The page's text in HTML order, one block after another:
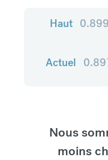
Haut 0.899
Actuel
Nous
moins